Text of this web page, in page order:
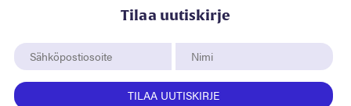
Tilaa uutiskirje
TILAA UUTISKIRJE